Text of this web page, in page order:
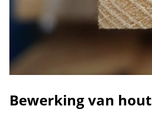
Bewerking van hout